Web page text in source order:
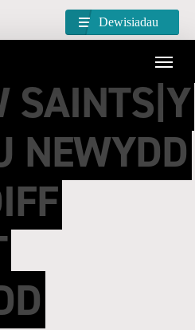
Dewisiadau
SAINTS|Y
NEWYDD